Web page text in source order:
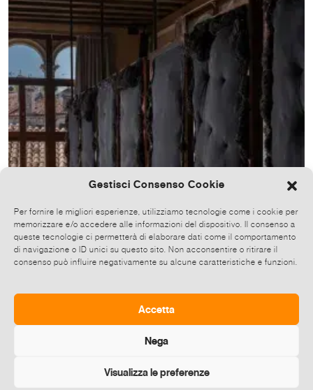
Gestisci Consenso Cookie
Per fornire le migliori esperienze, utilizziamo tecnologie come i cookie per
memorizzare e/o accedere alle informazioni del dispositivo. Il consenso a
queste tecnologie ci permetterà di elaborare dati come il comportamento
di navigazione o ID unici su questo sito. Non acconsentire o ritirare il
consenso può influire negativamente su alcune caratteristiche e funzioni.
Accetta
Nega
Visualizza le preferenze
BEAUTY
Palazzo Zorzi